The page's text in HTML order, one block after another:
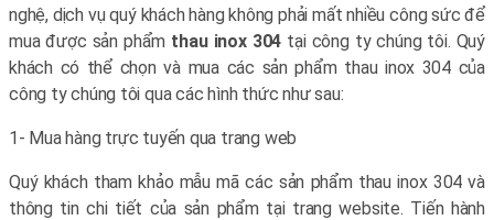
nghệ, dịch vụ quý khách hàng không phải mất nhiều công sức để
mua được sản phẩm thau inox 304 tại công ty chúng tôi. Quý
khách có thể chọn và mua các sản phẩm thau inox 304 của
công ty chúng tôi qua các hình thức như sau:
1- Mua hàng trực tuyến qua trang web
Quý khách tham khảo mẫu mã các sản phẩm thau inox 304 và
thông tin chi tiết của sản phẩm tại trang website. Tiến hành